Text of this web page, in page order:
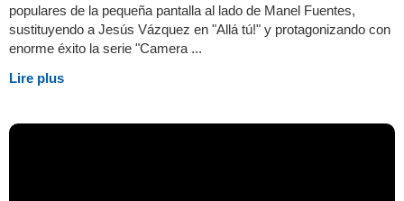
populares de la pequeña pantalla al lado de Manel Fuentes,
sustituyendo a Jesús Vázquez en "Allá tú!" y protagonizando con
enorme éxito la serie "Camera ...
Lire plus